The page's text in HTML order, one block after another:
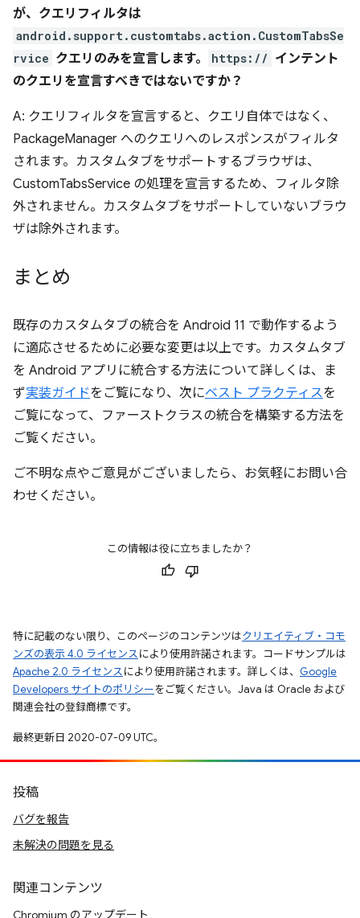
が、クエリフィルタは
android.support.customtabs.action.CustomTabsSe
rvice クエリのみを宣言します。 https:// インテント
のクエリを宣言すべきではないですか？
A: クエリフィルタを宣言すると、クエリ自体ではなく、
PackageManager へのクエリへのレスポンスがフィルタ
されます。カスタムタブをサポートするブラウザは、
CustomTabsService の処理を宣言するため、フィルタ除
外されません。カスタムタブをサポートしていないブラウ
ザは除外されます。
まとめ
既存のカスタムタブの統合を Android 11 で動作するよう
に適応させるために必要な変更は以上です。カスタムタブ
を Android アプリに統合する方法について詳しくは、ま
ず実装ガイドをご覧になり、次にベスト プラクティスを
ご覧になって、ファーストクラスの統合を構築する方法を
ご覧ください。
ご不明な点やご意見がございましたら、お気軽にお問い合
わせください。
この情報は役に立ちましたか？
特に記載のない限り、このページのコンテンツはクリエイティブ・コモ
ンズの表示 4.0 ライセンスにより使用許諾されます。コードサンプルは
Apache 2.0 ライセンスにより使用許諾されます。詳しくは、 Google
Developers サイトのポリシーをご覧ください。Java は Oracle および
関連会社の登録商標です。
最終更新日 2020-07-09 UTC。
投稿
バグを報告
未解決の問題を見る
関連コンテンツ
Chromium のアップデート